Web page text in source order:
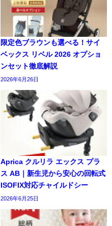
限定色ブラウンも選べる！サイ
ベックス リベル 2026 オプショ
ンセット徹底解説
2026年6月26日
Aprica クルリラ エックス プラ
ス AB｜新生児から安心の回転式
ISOFIX対応チャイルドシー
2026年6月25日